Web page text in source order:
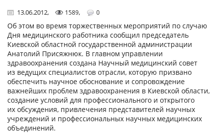
13.06.2012, 1589, 0
Об этом во время торжественных мероприятий по случаю
Дня медицинского работника сообщил председатель
Киевской областной государственной администрации
Анатолий Присяжнюк. В главном управлении
здравоохранения создана Научный медицинский совет
из ведущих специалистов отрасли, которую призвано
обеспечить научное обоснование и сопровождение
важнейших проблем здравоохранения в Киевской области,
создание условий для профессионального и открытого
их обсуждения, привлечения представителей научных
учреждений и профессиональных научных медицинских
объединений.